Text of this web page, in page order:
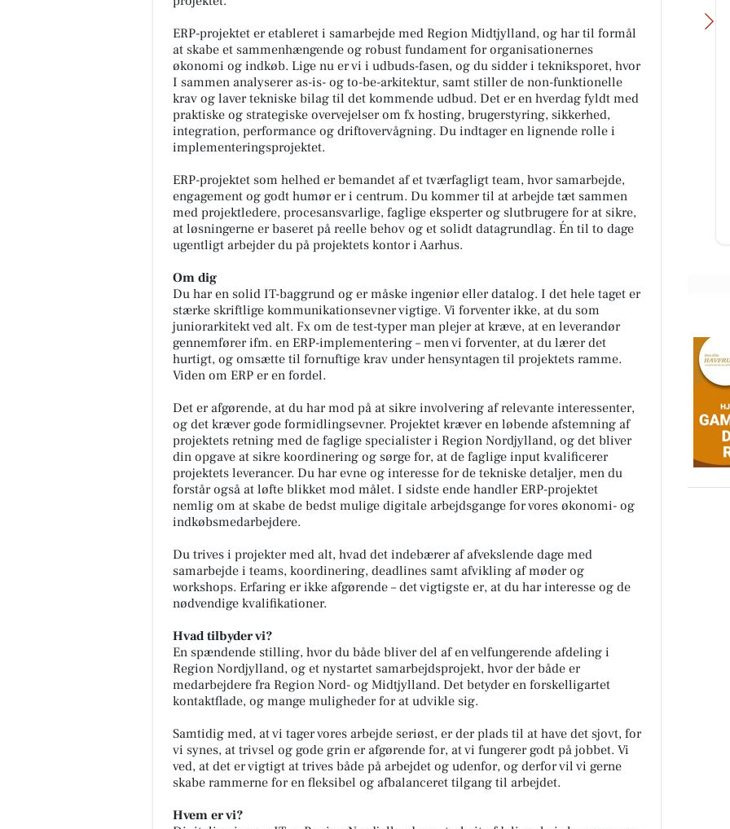
ERP-projektet er etableret i samarbejde med Region Midtjylland, og har til formål
at skabe et sammenhængende og robust fundament for organisationernes
økonomi og indkøb. Lige nu er vi i udbuds-fasen, og du sidder i tekniksporet, hvor
I sammen analyserer as-is- og to-be-arkitektur, samt stiller de non-funktionelle
krav og laver tekniske bilag til det kommende udbud. Det er en hverdag fyldt med
praktiske og strategiske overvejelser om fx hosting, brugerstyring, sikkerhed,
integration, performance og driftovervågning. Du indtager en lignende rolle i
implementeringsprojektet.
ERP-projektet som helhed er bemandet af et tværfagligt team, hvor samarbejde,
engagement og godt humør er i centrum. Du kommer til at arbejde tæt sammen
med projektledere, procesansvarlige, faglige eksperter og slutbrugere for at sikre,
at løsningerne er baseret på reelle behov og et solidt datagrundlag. Én til to dage
ugentligt arbejder du på projektets kontor i Aarhus.
Om dig
Du har en solid IT-baggrund og er måske ingeniør eller datalog. I det hele taget er
stærke skriftlige kommunikationsevner vigtige. Vi forventer ikke, at du som
juniorarkitekt ved alt. Fx om de test-typer man plejer at kræve, at en leverandør
gennemfører ifm. en ERP-implementering – men vi forventer, at du lærer det
hurtigt, og omsætte til fornuftige krav under hensyntagen til projektets ramme.
Viden om ERP er en fordel.
Det er afgørende, at du har mod på at sikre involvering af relevante interessenter,
og det kræver gode formidlingsevner. Projektet kræver en løbende afstemning af
projektets retning med de faglige specialister i Region Nordjylland, og det bliver
din opgave at sikre koordinering og sørge for, at de faglige input kvalificerer
projektets leverancer. Du har evne og interesse for de tekniske detaljer, men du
forstår også at løfte blikket mod målet. I sidste ende handler ERP-projektet
nemlig om at skabe de bedst mulige digitale arbejdsgange for vores økonomi- og
indkøbsmedarbejdere.
Du trives i projekter med alt, hvad det indebærer af afvekslende dage med
samarbejde i teams, koordinering, deadlines samt afvikling af møder og
workshops. Erfaring er ikke afgørende – det vigtigste er, at du har interesse og de
nødvendige kvalifikationer.
Hvad tilbyder vi?
En spændende stilling, hvor du både bliver del af en velfungerende afdeling i
Region Nordjylland, og et nystartet samarbejdsprojekt, hvor der både er
medarbejdere fra Region Nord- og Midtjylland. Det betyder en forskelligartet
kontaktflade, og mange muligheder for at udvikle sig.
Samtidig med, at vi tager vores arbejde seriøst, er der plads til at have det sjovt, for
vi synes, at trivsel og gode grin er afgørende for, at vi fungerer godt på jobbet. Vi
ved, at det er vigtigt at trives både på arbejdet og udenfor, og derfor vil vi gerne
skabe rammerne for en fleksibel og afbalanceret tilgang til arbejdet.
Hvem er vi?
FrAAderen - Kastetvej
🚨 Vigtig besked til alle Weekend
FrAAdere 🚨 Er du en af dem, der
Cheese? Så læs lige med....
Åbn opslaget
SPAR Visse
☀️ Weekendhyggen starter med
i Visse – og denne weekend e...
Åbn opslaget